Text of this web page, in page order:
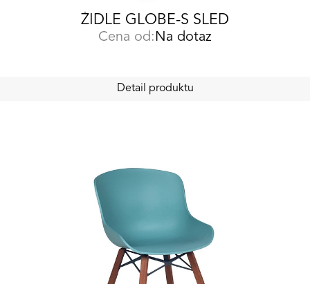
ŽIDLE GLOBE-S SLED
Cena od: Na dotaz
Detail produktu